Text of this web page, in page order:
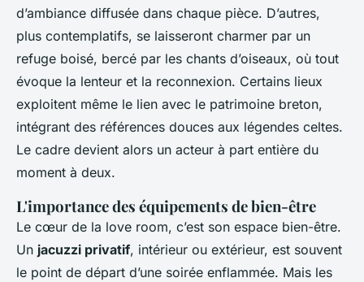
d’ambiance diffusée dans chaque pièce. D’autres,
plus contemplatifs, se laisseront charmer par un
refuge boisé, bercé par les chants d’oiseaux, où tout
évoque la lenteur et la reconnexion. Certains lieux
exploitent même le lien avec le patrimoine breton,
intégrant des références douces aux légendes celtes.
Le cadre devient alors un acteur à part entière du
moment à deux.
L'importance des équipements de bien-être
Le cœur de la love room, c’est son espace bien-être.
Un jacuzzi privatif, intérieur ou extérieur, est souvent
le point de départ d’une soirée enflammée. Mais les